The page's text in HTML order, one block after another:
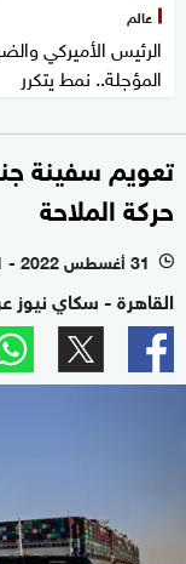
عالم
الرئيس الأميركي
المؤجلة.. نمط يتكرر
تعويم سفينة
حركة الملاحة
l 31 أغسطس 2022 - 23:01 بتوقيت أبوظبي
القاهرة - سكاي نيوز